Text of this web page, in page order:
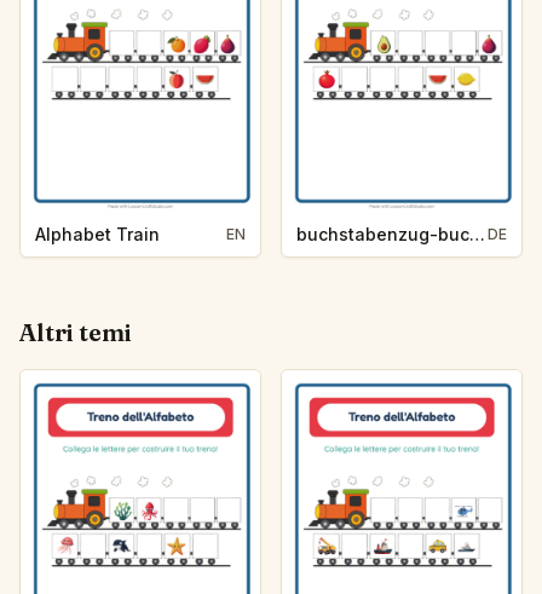
Alphabet Train EN buchstabenzug-buchstaben-hilfe-fruchte-9998 DE
Altri temi